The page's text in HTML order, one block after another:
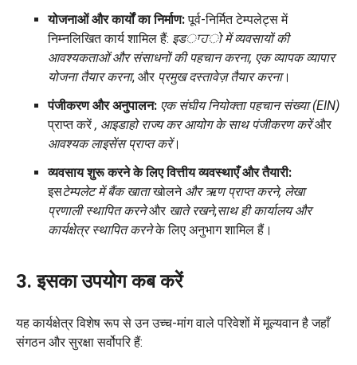
योजनाओं और कार्यों का निर्माण:पूर्व-निर्मित टेम्पलेट्स में
निम्नलिखित कार्य शामिल हैं: इडਾਹो में व्यवसायों की
आवश्यकताओं और संसाधनों की पहचान करना, एक व्यापक व्यापार
योजना तैयार करना, और प्रमुख दस्तावेज़ तैयार करना।
पंजीकरण और अनुपालन: एक संघीय नियोक्ता पहचान संख्या (EIN)
प्राप्त करें , आइडाहो राज्य कर आयोग के साथ पंजीकरण करेंऔर
आवश्यक लाइसेंस प्राप्त करें।
व्यवसाय शुरू करने के लिए वित्तीय व्यवस्थाएँ और तैयारी:
इसटेम्पलेट में बैंक खाताखोलने और ऋण प्राप्त करने, लेखा
प्रणाली स्थापित करनेऔर खाते रखने,साथ ही कार्यालय और
कार्यक्षेत्र स्थापित करनेके लिए अनुभाग शामिल हैं।
3. इसका उपयोग कब करें
यह कार्यक्षेत्र विशेष रूप से उन उच्च-मांग वाले परिवेशों में मूल्यवान है जहाँ
संगठन और सुरक्षा सर्वोपरि हैं: